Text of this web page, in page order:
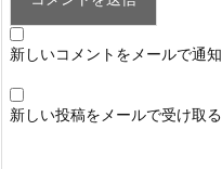
新しいコメントをメールで通知
新しい投稿をメールで受け取る